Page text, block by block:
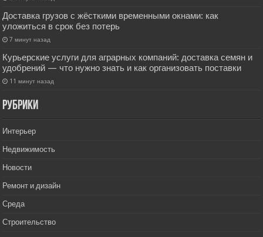
Доставка грузов с жёсткими временными окнами: как
уложиться в срок без потерь
7 минут назад
Курьерские услуги для аграрных компаний: доставка семян и
удобрений — что нужно знать и как организовать поставки
11 минут назад
РУбрики
Интерьер
Недвижимость
Новости
Ремонт и дизайн
Среда
Строительство